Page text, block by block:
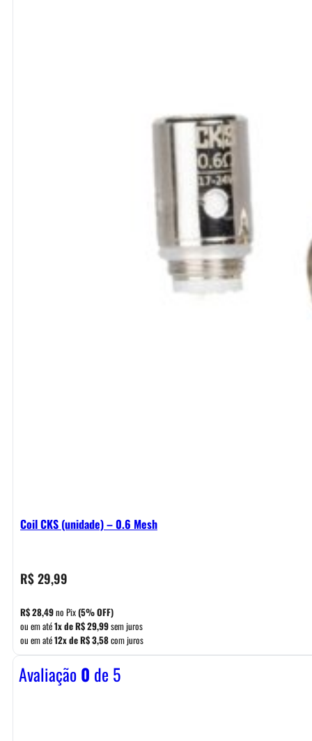
Coil CKS (unidade) – 0.6 Mesh
R$29,99
R$28,49no Pix(5% OFF)
ou em até1x deR$29,99sem juros
ou em até12x deR$3,58com juros
Avaliação0 de 5